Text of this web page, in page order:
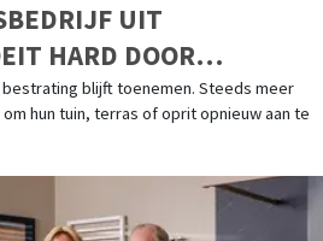
UIT
HARD DOOR
blijft toenemen. Steeds meer
hun tuin, terras of oprit opnieuw aan te